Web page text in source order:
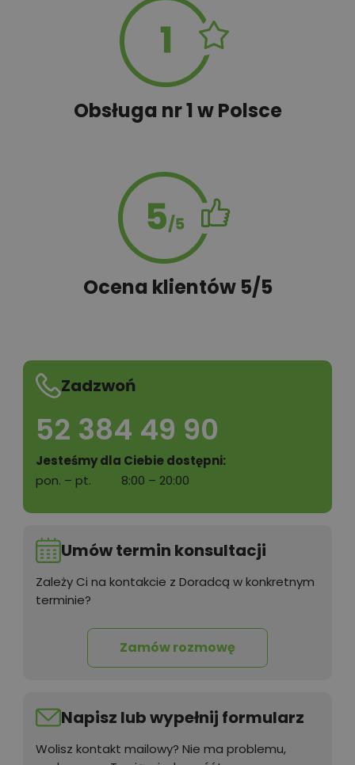
Obsługa nr 1 w Polsce
Ocena klientów 5/5
Zadzwoń
52 384 49 90
Jesteśmy dla Ciebie dostępni:
pon. – pt.
8:00 – 20:00
Umów termin konsultacji
Zależy Ci na kontakcie z Doradcą w konkretnym
terminie?
Zamów rozmowę
Napisz lub wypełnij formularz
Wolisz kontakt mailowy? Nie ma problemu,